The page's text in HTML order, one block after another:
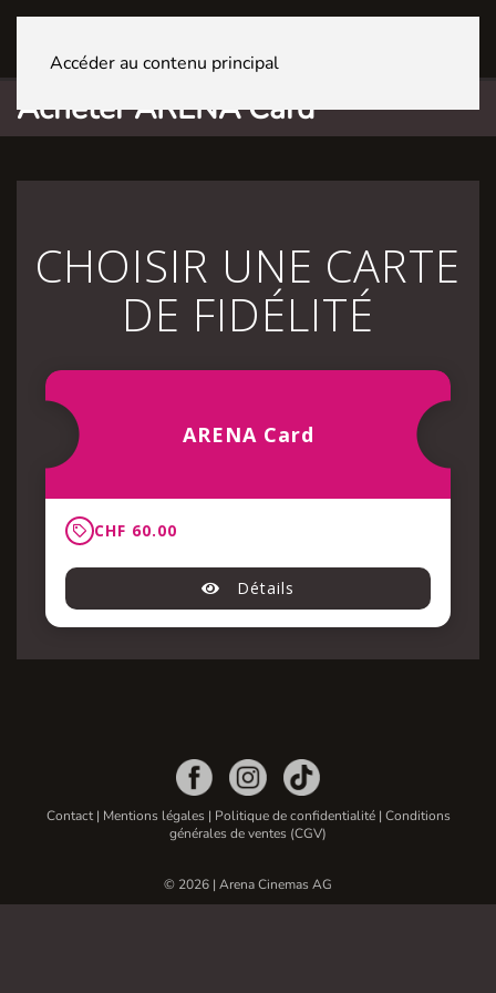
Accéder au contenu principal
Acheter ARENA Card
Contact| Mentions légales| Politique de confidentialité| Conditions
générales de ventes (CGV)
© 2026 | Arena Cinemas AG